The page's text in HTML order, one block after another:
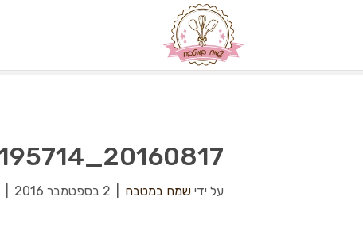
20160817_195714
על ידי שמח במטבח 2 בספטמבר 2016